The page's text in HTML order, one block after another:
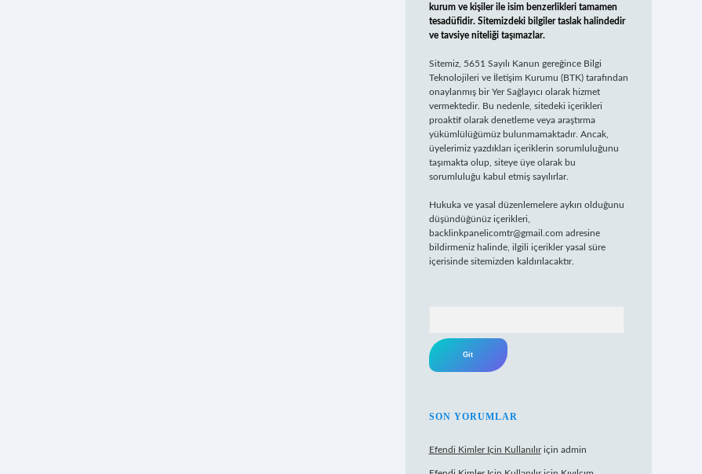
kurum ve kişiler ile isim benzerlikleri tamamen
tesadüfidir. Sitemizdeki bilgiler taslak halindedir
ve tavsiye niteliği taşımazlar.
Sitemiz, 5651 Sayılı Kanun gereğince Bilgi
Teknolojileri ve İletişim Kurumu (BTK) tarafından
onaylanmış bir Yer Sağlayıcı olarak hizmet
vermektedir. Bu nedenle, sitedeki içerikleri
proaktif olarak denetleme veya araştırma
yükümlülüğümüz bulunmamaktadır. Ancak,
üyelerimiz yazdıkları içeriklerin sorumluluğunu
taşımakta olup, siteye üye olarak bu
sorumluluğu kabul etmiş sayılırlar.
Hukuka ve yasal düzenlemelere aykırı olduğunu
düşündüğünüz içerikleri,
backlinkpanelicomtr@gmail.com adresine
bildirmeniz halinde, ilgili içerikler yasal süre
içerisinde sitemizden kaldırılacaktır.
SON YORUMLAR
Efendi Kimler Için Kullanılıriçin admin